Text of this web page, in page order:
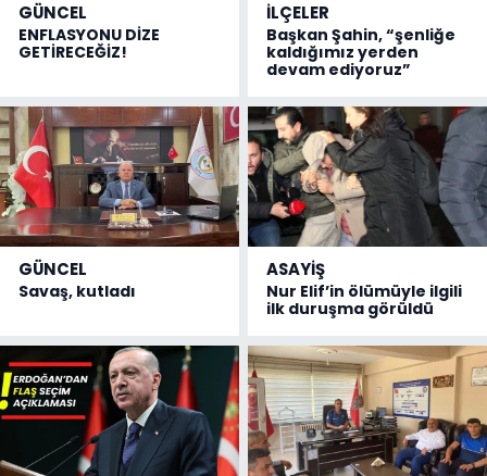
GÜNCEL
ENFLASYONU DİZE
GETİRECEĞİZ!
İLÇELER
Başkan Şahin, “şenliğe
kaldığımız yerden
devam ediyoruz”
GÜNCEL
Savaş, kutladı
ASAYİŞ
Nur Elif’in ölümüyle ilgili
ilk duruşma görüldü